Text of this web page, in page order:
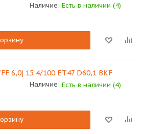
Наличие: Есть в наличии (4)
6,0j 15 4/100 ET47 D60,1 BKF
Наличие: Есть в наличии (4)